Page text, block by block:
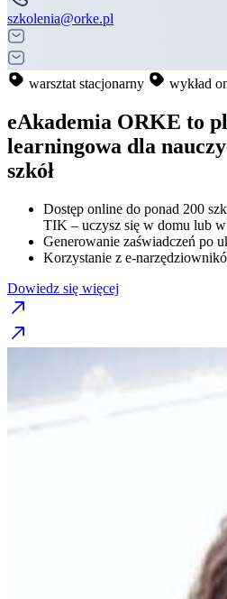
szkolenia@orke.pl
warsztat stacjonarny wykład
eAkademia ORKE to
learningowa dla
szkół
Dostęp online do ponad 200
TIK – uczysz się w domu lub
Generowanie zaświadczeń po
Korzystanie z e-
Dowiedz się więcej